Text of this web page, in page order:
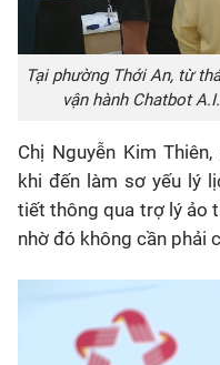
Tại phường Thới An, từ
vận hành Chatbot
Chị Nguyễn Kim
khi đến làm sơ yếu lý
tiết thông qua trợ lý ảo
nhờ đó không cần phải